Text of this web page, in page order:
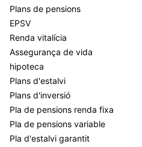
Plans de pensions
EPSV
Renda vitalícia
Assegurança de vida
hipoteca
Plans d'estalvi
Plans d'inversió
Pla de pensions renda fixa
Pla de pensions variable
Pla d'estalvi garantit